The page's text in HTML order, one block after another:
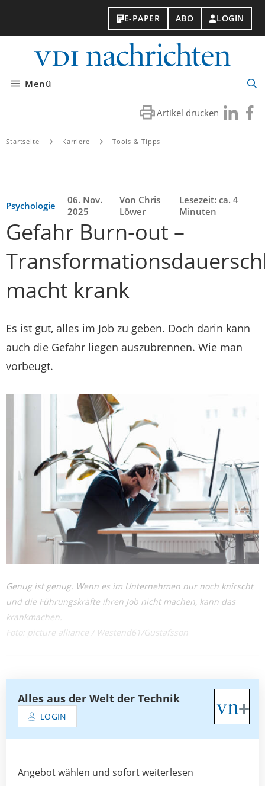
E-PAPER ABO LOGIN
Menü
Artikel drucken Besuchen
Sie
Sie
Startseite Karriere Tools & Tipps
Psychologie
06. Nov.
2025
Von Chris
Löwer
Lesezeit: ca. 4
Minuten
Gefahr Burn-out –
macht krank
Es ist gut, alles im Job zu geben. Doch darin kann
auch die Gefahr liegen auszubrennen. Wie man
vorbeugt.
Genug ist genug. Wenn es im Unternehmen nur noch knirscht
und die Führungskräfte ihren Job nicht machen, kann das
krankmachen.
Foto: picture alliance / Westend61/Gustafsson
Alles aus der Welt der Technik
LOGIN
Angebot wählen und sofort weiterlesen